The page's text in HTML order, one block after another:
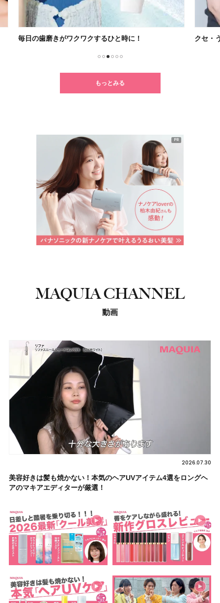
クセ・うねり・パサつきに悩む人必見！ 新ル
もっとみる
PR
MAQUIA CHANNEL
動画
2026.07.30
美容好きは髪も焼かない！本気のヘアUVアイテム4選をロングヘ
アのマキアエディターが厳選！